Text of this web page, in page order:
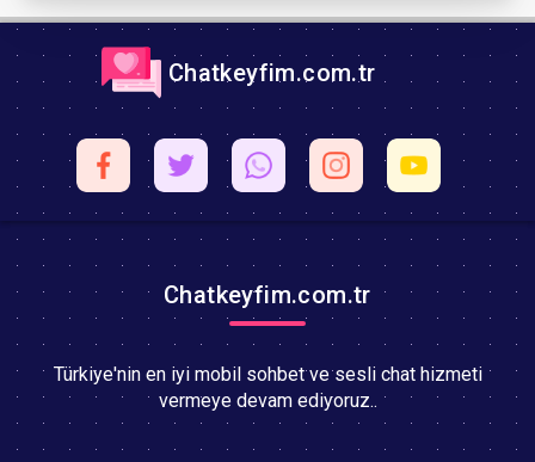
Chatkeyfim.com.tr
Chatkeyfim.com.tr
Türkiye'nin en iyi mobil sohbet ve sesli chat hizmeti
vermeye devam ediyoruz..